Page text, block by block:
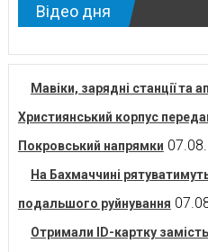
Відео дня
Мавіки, зарядні станції та
Християнський корпус
Покровський напрямки 07.08.
На Бахмаччині
подальшого руйнування
Отримали ID-картку